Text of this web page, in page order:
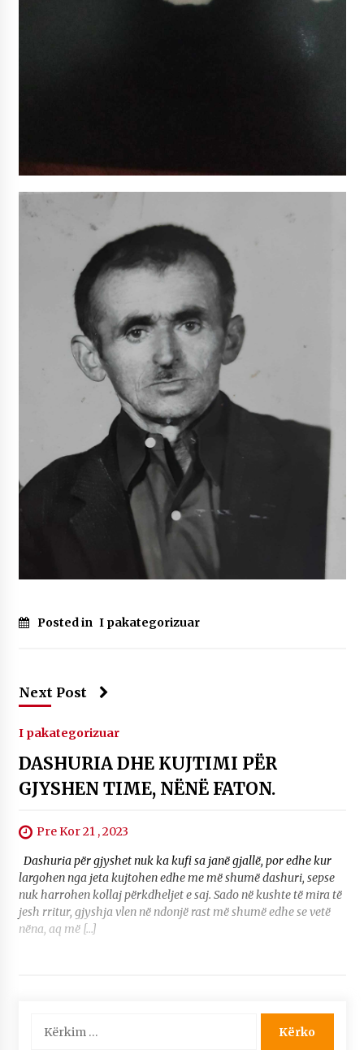
Posted in I pakategorizuar
Next Post
I pakategorizuar
DASHURIA DHE KUJTIMI PËR
GJYSHEN TIME, NËNË FATON.
Pre Kor 21 , 2023
Dashuria për gjyshet nuk ka kufi sa janë gjallë, por edhe kur
largohen nga jeta kujtohen edhe me më shumë dashuri, sepse
nuk harrohen kollaj përkdheljet e saj. Sado në kushte të mira të
jesh rritur, gjyshja vlen në ndonjë rast më shumë edhe se vetë
nëna, aq më […]
për: